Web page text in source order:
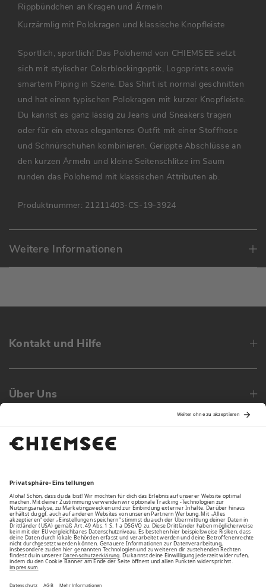
Rippbündchen an Kragen und Ärmeln
Kurzärmlig mit Polokragen und klassische Knopfleiste
Sportlich, sportlich! Das Polohemd von CHIEMSEE setzt
sich mit stylischer Colorblockingoptik, Logoprints sowie
smartem Piping in Szene. Das Shirt ist normal geschnitten
und hat einen typischen Polokragen mit kurzer Knopfleiste.
Du kannst es ganz lässig zu Jeans und Sneakers tragen
oder für ein etwas eleganteres Outfit mit einer Stoffhose
und Schnürschuhen kombinieren. Gerippte Abschlüsse an
den kurzen Ärmeln und kleine Seitenschlitze im Saum
runden das Polohemd mit klassischen Attributen ab.
Produktnummer: 21211403-CS-19-3924
Weitere Informationen
Kontakt und Hilfe
Über Uns
Family
Unsere Vorteile
Unsere Partner